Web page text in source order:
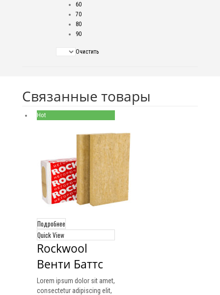
60
70
80
90
Очистить
Связанные товары
Hot
Подробнее
Quick View
Rockwool
Венти Баттс
Lorem ipsum dolor sit amet,
consectetur adipiscing elit,